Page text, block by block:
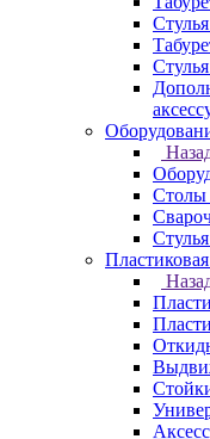
Столы
Пластиковая